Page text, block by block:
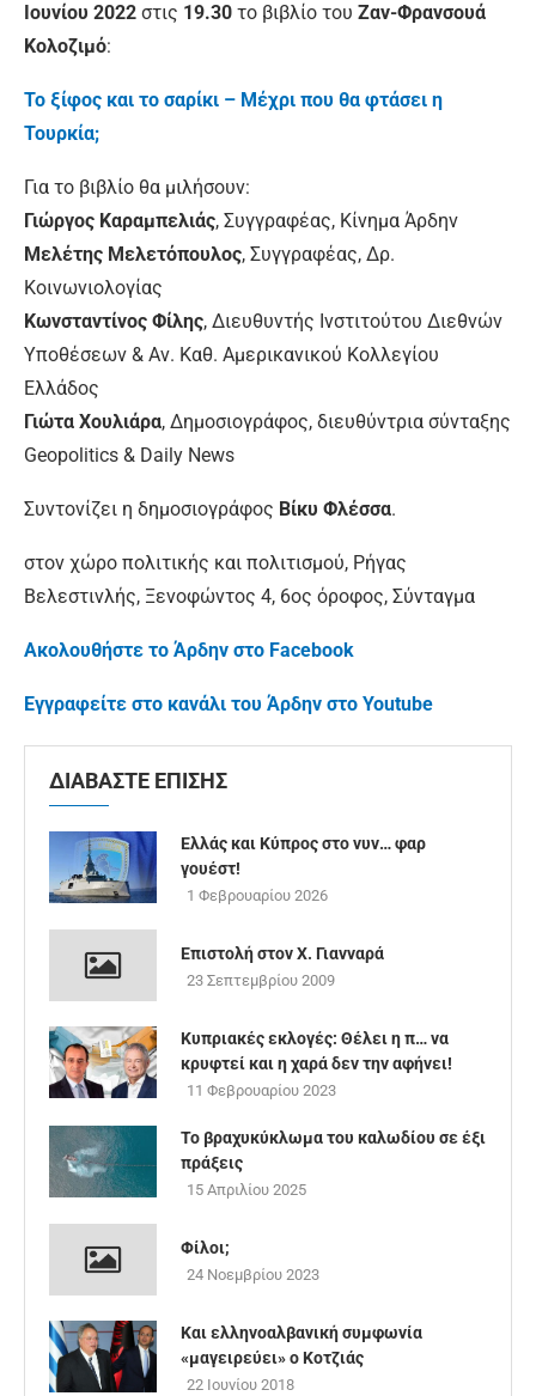
Ιουνίου 2022 στις 19.30 το βιβλίο του Ζαν-Φρανσουά
Κολοζιμό:
Το ξίφος και το σαρίκι – Μέχρι που θα φτάσει η
Τουρκία;
Για το βιβλίο θα μιλήσουν:
Γιώργος Καραμπελιάς, Συγγραφέας, Κίνημα Άρδην
Μελέτης Μελετόπουλος, Συγγραφέας, Δρ.
Κοινωνιολογίας
Κωνσταντίνος Φίλης, Διευθυντής Ινστιτούτου Διεθνών
Υποθέσεων & Αν. Καθ. Αμερικανικού Κολλεγίου
Ελλάδος
Γιώτα Χουλιάρα, Δημοσιογράφος, διευθύντρια σύνταξης
Geopolitics & Daily News
Συντονίζει η δημοσιογράφος Βίκυ Φλέσσα.
στον χώρο πολιτικής και πολιτισμού, Ρήγας
Βελεστινλής, Ξενοφώντος 4, 6ος όροφος, Σύνταγμα
Ακολουθήστε το Άρδην στο Facebook
Εγγραφείτε στο κανάλι του Άρδην στο Youtube
ΔΙΑΒΑΣΤΕ ΕΠΙΣΗΣ
Ελλάς και Κύπρος στο νυν… φαρ
γουέστ!
1 Φεβρουαρίου 2026
Επιστολή στον Χ. Γιανναρά
23 Σεπτεμβρίου 2009
Κυπριακές εκλογές: Θέλει η π… να
κρυφτεί και η χαρά δεν την αφήνει!
11 Φεβρουαρίου 2023
Το βραχυκύκλωμα του καλωδίου σε έξι
πράξεις
15 Απριλίου 2025
Φίλοι;
24 Νοεμβρίου 2023
Kαι ελληνοαλβανική συμφωνία
«μαγειρεύει» o Κοτζιάς
22 Ιουνίου 2018